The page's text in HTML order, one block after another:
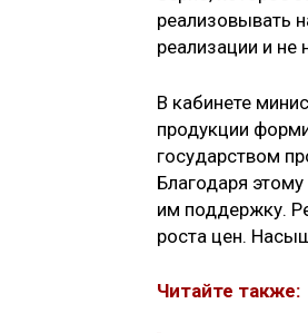
реализовывать
реализации и не
В кабинете
продукции
государством
Благодаря
им поддержку.
роста цен.
Читайте также: